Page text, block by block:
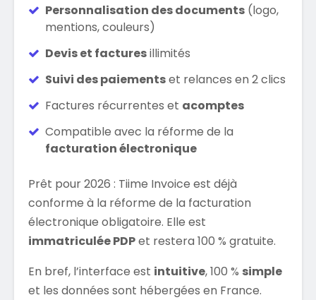
Personnalisation des documents (logo,
mentions, couleurs)
Devis et facturesillimités
Suivi des paiementset relances en 2 clics
Factures récurrentes et acomptes
Compatible avec la réforme de la
facturation électronique
Prêt pour 2026 : Tiime Invoice est déjà
conforme à la réforme de la facturation
électronique obligatoire. Elle est
immatriculée PDPet restera 100 % gratuite.
En bref, l’interface est intuitive, 100 % simple
et les données sont hébergées en France.